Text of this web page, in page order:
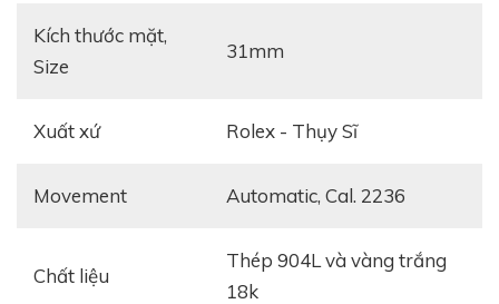
Kích thước mặt,
Size
31mm
Xuất xứ Rolex - Thụy Sĩ
Movement automatic, Cal. 2236
Chất liệu
thép 904L và vàng trắng
18k